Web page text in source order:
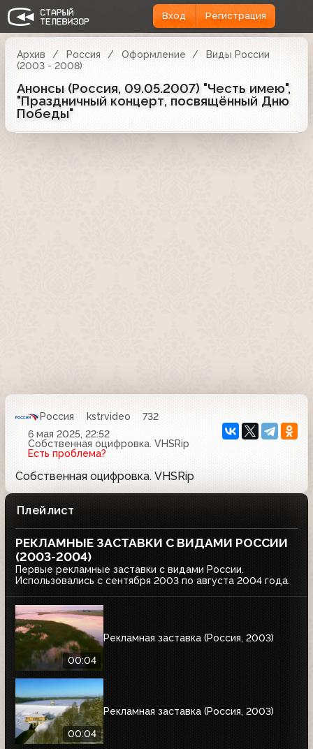
Вход Регистрация
Архив Россия Оформление
Виды России
(2003 - 2008)
Анонсы (Россия, 09.05.2007) "Честь имею",
"Праздничный концерт, посвящённый Дню
Победы"
Россия kstrvideo
732
6 мая 2025, 22:52
Собственная оцифровка. VHSRip
Есть проблема?
Собственная оцифровка. VHSRip
Плейлист
РЕКЛАМНЫЕ ЗАСТАВКИ С ВИДАМИ РОССИИ
(2003-2004)
Первые рекламные заставки с видами России.
Использовались с сентября 2003 по августа 2004 года.
00:04
Рекламная заставка (Россия, 2003)
00:04
Рекламная заставка (Россия, 2003)